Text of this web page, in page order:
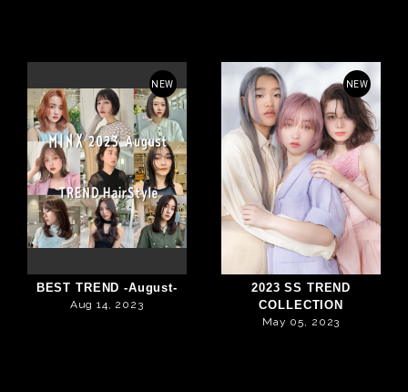
NEW
BEST TREND -August-
Aug 14, 2023
NEW
2023 SS TREND
COLLECTION
May 05, 2023